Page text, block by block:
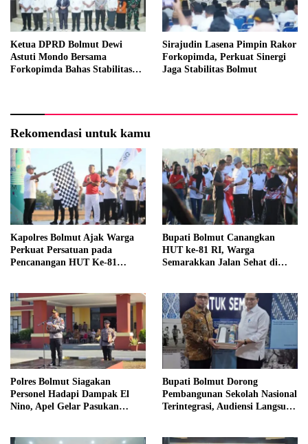
Ketua DPRD Bolmut Dewi
Astuti Mondo Bersama
Forkopimda Bahas Stabilitas
Sirajudin Lasena Pimpin Rakor
Forkopimda, Perkuat Sinergi
Jaga Stabilitas Bolmut
Rekomendasi untuk kamu
Kapolres Bolmut Ajak Warga
Perkuat Persatuan pada
Pencanangan HUT Ke-81
Bupati Bolmut Canangkan
HUT ke-81 RI, Warga
Semarakkan Jalan Sehat di
Polres Bolmut Siagakan
Personel Hadapi Dampak El
Nino, Apel Gelar Pasukan
Bupati Bolmut Dorong
Pembangunan Sekolah Nasional
Terintegrasi, Audiensi Langsung